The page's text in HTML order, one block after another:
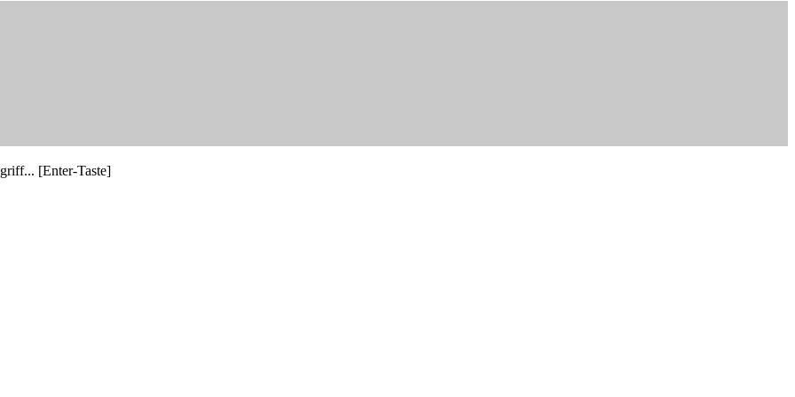
[Enter-Taste]